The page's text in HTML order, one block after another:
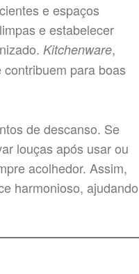
e espaços
e estabelecer
Kitchenware,
para boas
de descanso. Se
louças após usar ou
acolhedor. Assim,
harmonioso, ajudando